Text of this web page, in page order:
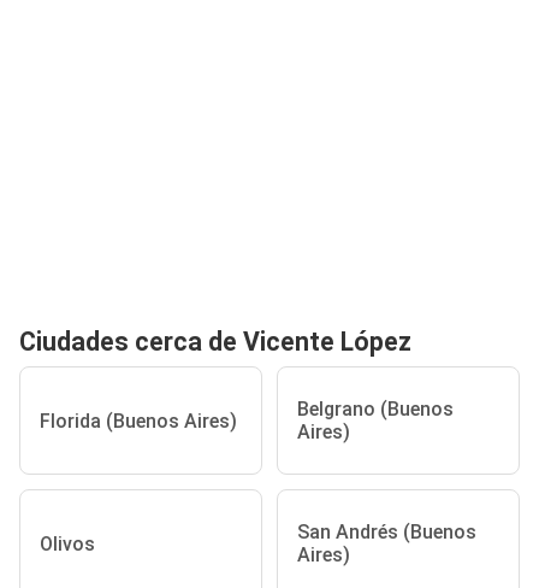
Ciudades cerca de Vicente López
Florida (Buenos Aires)
Belgrano (Buenos
Aires)
Olivos
San Andrés (Buenos
Aires)